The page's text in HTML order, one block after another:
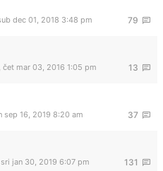
79
dec 01, 2018 3:48 pm
13
čet mar 03, 2016 1:05 pm
37
sep 16, 2019 8:20 am
131
sri jan 30, 2019 6:07 pm